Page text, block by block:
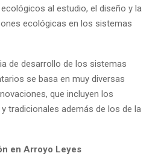
al estudio, el diseño y la
ecológicas en los sistemas
de desarrollo de los sistemas
se basa en muy diversas
que incluyen los
tradicionales además de los de la
en Arroyo Leyes